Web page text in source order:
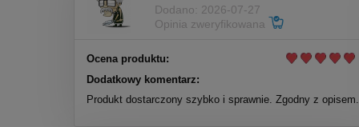
Dodano: 2026-07-27
Opinia zweryfikowana
Ocena produktu:
Dodatkowy komentarz:
Produkt dostarczony szybko i sprawnie. Zgodny z opisem.